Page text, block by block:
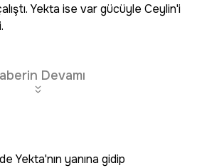
Yekta ise var gücüyle Ceylin'i
Devamı
Yekta'nın yanına gidip